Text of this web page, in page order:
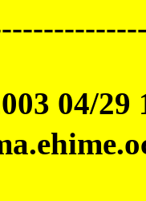
04/29